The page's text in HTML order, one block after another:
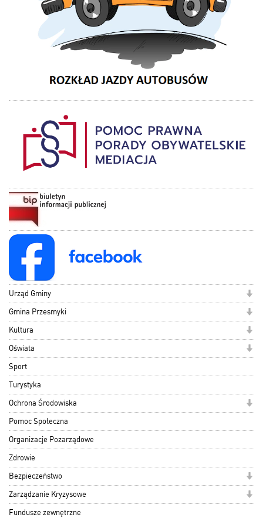
Urząd Gminy
Gmina Przesmyki
Kultura
Oświata
Sport
Turystyka
Ochrona Środowiska
Pomoc Społeczna
Organizacje Pozarządowe
Zdrowie
Bezpieczeństwo
Zarządzanie Kryzysowe
Fundusze zewnętrzne